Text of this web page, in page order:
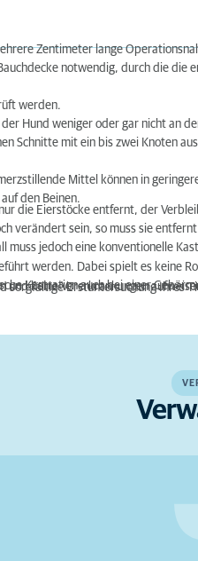
Zentimeter lange
notwendig, durch die die
werden.
Hund weniger oder gar nicht an
Schnitte mit ein bis zwei Knoten
Mittel können in
den Beinen.
die Eierstöcke entfernt, der
verändert sein, so muss sie
muss jedoch eine konventionelle
werden. Dabei spielt es keine
Kastration auch bei einer
und keine Vorerkrankungen
sorgfältige Erstuntersuchung Ihres